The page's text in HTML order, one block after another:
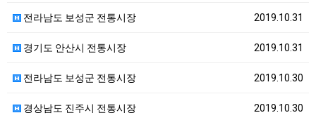
2019.10.31
전라남도 보성군 전통시장
2019.10.31
경기도 안산시 전통시장
2019.10.30
전라남도 보성군 전통시장
2019.10.30
경상남도 진주시 전통시장